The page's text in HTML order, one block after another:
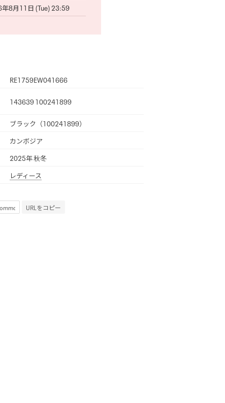
8月11日 (Tue) 23:59
RE1759EW041666
143639 100241899
ブラック（100241899）
カンボジア
2025年 秋冬
レディース
URLをコピー